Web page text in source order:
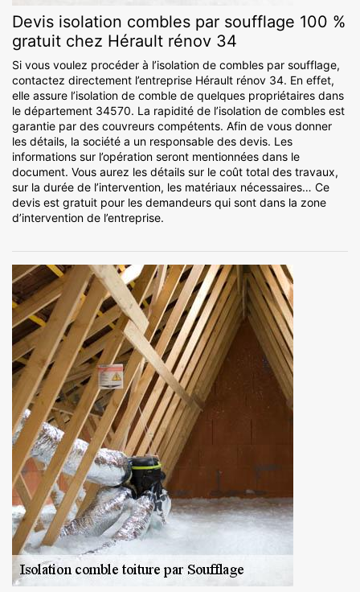
Devis isolation combles par soufflage 100 %
gratuit chez Hérault rénov 34
Si vous voulez procéder à l’isolation de combles par soufflage,
contactez directement l’entreprise Hérault rénov 34. En effet,
elle assure l’isolation de comble de quelques propriétaires dans
le département 34570. La rapidité de l’isolation de combles est
garantie par des couvreurs compétents. Afin de vous donner
les détails, la société a un responsable des devis. Les
informations sur l’opération seront mentionnées dans le
document. Vous aurez les détails sur le coût total des travaux,
sur la durée de l’intervention, les matériaux nécessaires… Ce
devis est gratuit pour les demandeurs qui sont dans la zone
d’intervention de l’entreprise.